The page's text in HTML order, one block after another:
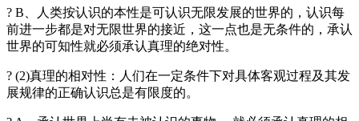
? B、人类按认识的本性是可认识无限发展的世界的，认识每
前进一步都是对无限世界的接近，这一点也是无条件的，承认
世界的可知性就必须承认真理的绝对性。
? (2)真理的相对性：人们在一定条件下对具体客观过程及其发
展规律的正确认识总是有限度的。